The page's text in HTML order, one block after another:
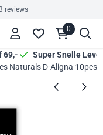
reviews
0
69,-
Super Snelle
Naturals D-Aligna 10pcs